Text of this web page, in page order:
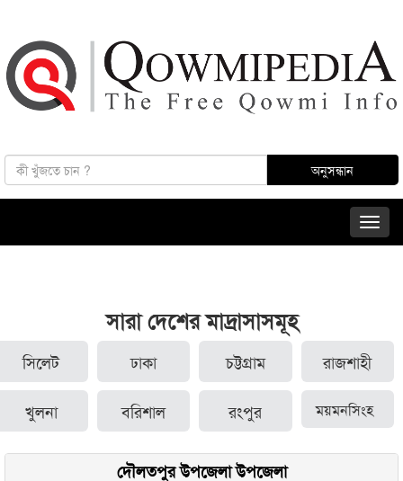
সারা দেশের মাদ্রাসাসমূহ
সিলেট ঢাকা চট্টগ্রাম রাজশাহী
খুলনা বরিশাল রংপুর ময়মনসিংহ
দৌলতপুর উপজেলা উপজেলা